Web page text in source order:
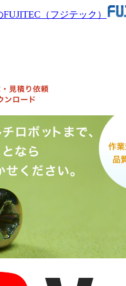
（フジテック）